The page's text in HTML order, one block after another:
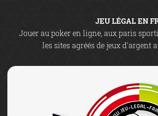
JEU LÉGAL EN
Jouer au poker en ligne, aux paris
les sites agréés de jeux d'argent